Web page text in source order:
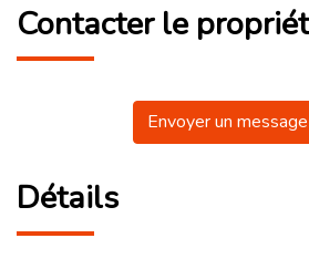
Contacter le
Envoyer un
Détails